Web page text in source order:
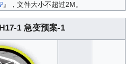
』，文件大小不超过2M。
H17-1 急变预案-1